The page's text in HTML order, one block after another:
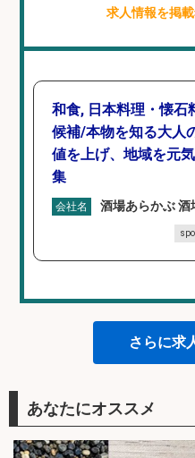
求人情報を掲
和食, 日本料理・懐石
候補/本物を知る大人
値を上げ、地域を元
集
会社名 酒場あらかぶ 酒
さらに求
あなたにオススメ